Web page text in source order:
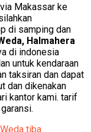
Makassar ke
di samping dan
Halmahera
di indonesia
untuk kendaraan
taksiran dan dapat
dan dikenakan
kantor kami. tarif